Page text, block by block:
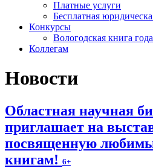
Платные услуги
Бесплатная
Конкурсы
Вологодская книга года
Коллегам
Новости
Областная научная
приглашает на
посвященную
книгам! 6+